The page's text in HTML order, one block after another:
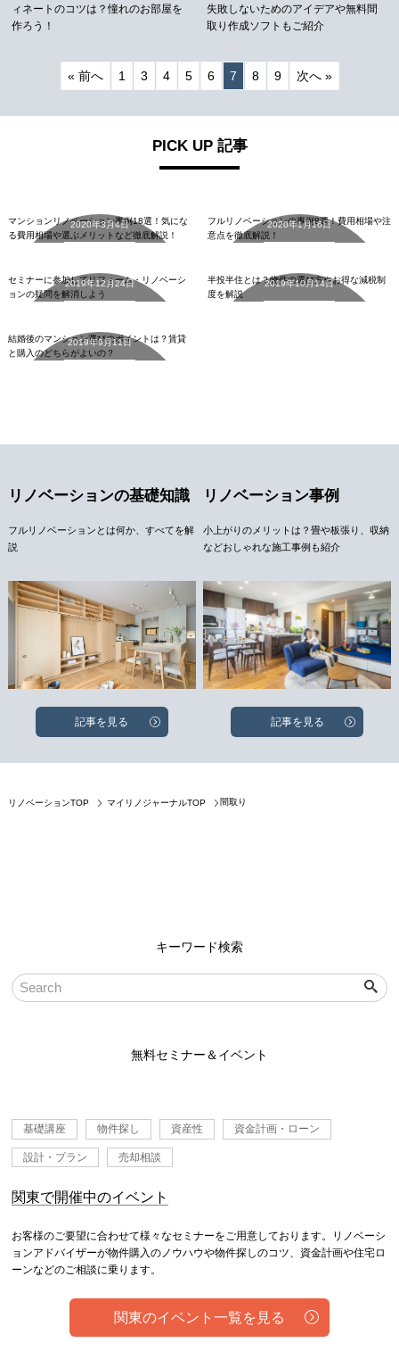
ィネートのコツは？憧れのお部屋を
作ろう！
失敗しないためのアイデアや無料間
取り作成ソフトもご紹介
« 前へ 1 3 4 5 6 7 8 9 次へ »
PICK UP 記事
2020年3月4日
マンションリノベーション事例18選！気にな
る費用相場や選ぶメリットなど徹底解説！
2020年1月16日
フルリノベーションの事例8選！費用相場や注
意点を徹底解説！
2019年12月24日
セミナーに参加してリフォーム・リノベーシ
ョンの疑問を解消しよう
2019年10月14日
半投半住とは？物件の選び方やお得な減税制
度を解説
2019年9月11日
結婚後のマンション選びのポイントは？賃貸
と購入のどちらがよいの？
リノベーションの基礎知識
フルリノベーションとは何か、すべてを解
説
記事を見る
リノベーション事例
小上がりのメリットは？畳や板張り、収納
などおしゃれな施工事例も紹介
記事を見る
リノベーションTOP マイリノジャーナルTOP 間取り
キーワード検索
無料セミナー＆イベント
基礎講座 物件探し 資産性 資金計画・ローン
設計・プラン 売却相談
関東で開催中のイベント
お客様のご要望に合わせて様々なセミナーをご用意しております。リノベーシ
ョンアドバイザーが物件購入のノウハウや物件探しのコツ、資金計画や住宅ロ
ーンなどのご相談に乗ります。
関東のイベント一覧を見る